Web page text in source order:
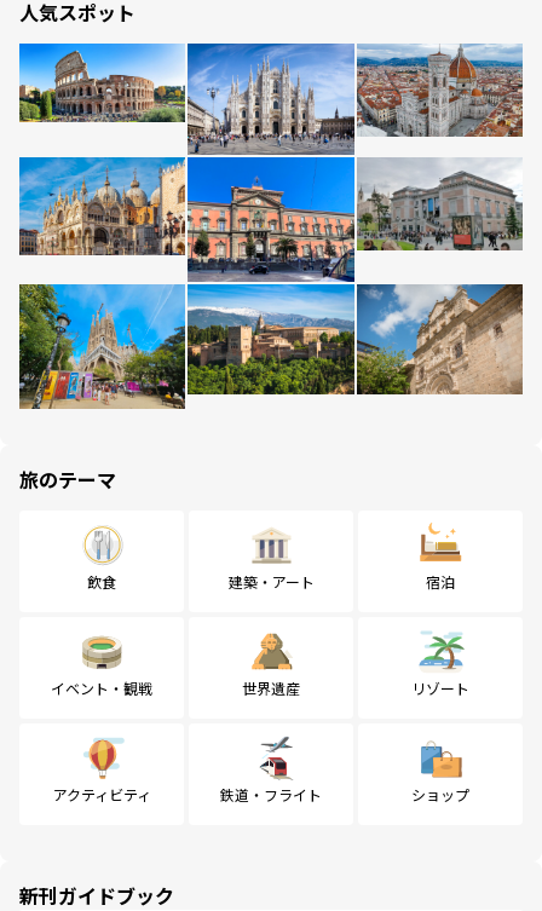
人気スポット
旅のテーマ
飲食 建築・アート 宿泊
イベント・観戦 世界遺産 リゾート
アクティビティ 鉄道・フライト ショップ
新刊ガイドブック